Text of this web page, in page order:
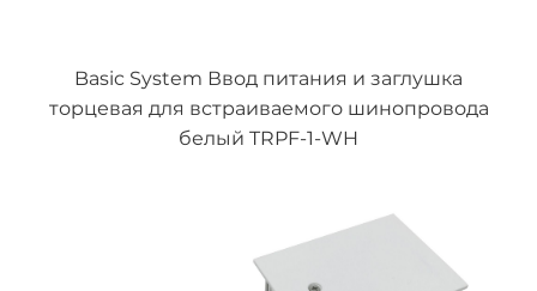
Basic System Ввод питания и заглушка
торцевая для встраиваемого шинопровода
белый TRPF-1-WH